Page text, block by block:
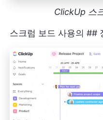
ClickUp 스
스크럼 보드 사용의 ##